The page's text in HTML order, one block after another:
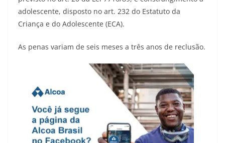
adolescente, disposto no art. 232 do Estatuto da
Criança e do Adolescente (ECA).
As penas variam de seis meses a três anos de reclusão.